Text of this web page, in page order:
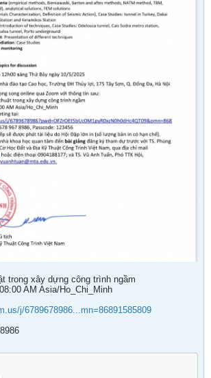
trong xây dựng công trình ngầm
AM Asia/Ho_Chi_Minh
j/6789678986...mn=86891585809